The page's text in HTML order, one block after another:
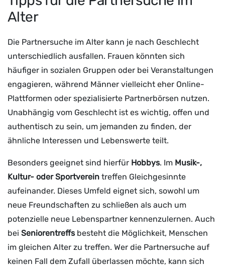
Alter
Die Partnersuche im Alter kann je nach Geschlecht
unterschiedlich ausfallen. Frauen könnten sich
häufiger in sozialen Gruppen oder bei Veranstaltungen
engagieren, während Männer vielleicht eher Online-
Plattformen oder spezialisierte Partnerbörsen nutzen.
Unabhängig vom Geschlecht ist es wichtig, offen und
authentisch zu sein, um jemanden zu finden, der
ähnliche Interessen und Lebenswerte teilt.
Besonders geeignet sind hierfür Hobbys. Im Musik-,
Kultur- oder Sportverein treffen Gleichgesinnte
aufeinander. Dieses Umfeld eignet sich, sowohl um
neue Freundschaften zu schließen als auch um
potenzielle neue Lebenspartner kennenzulernen. Auch
bei Seniorentreffs besteht die Möglichkeit, Menschen
im gleichen Alter zu treffen. Wer die Partnersuche auf
keinen Fall dem Zufall überlassen möchte, kann sich